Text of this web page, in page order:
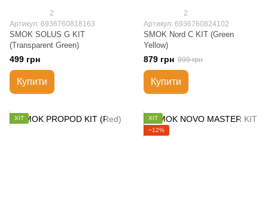
2
Артикул: 6936760818163
SMOK SOLUS G KIT
(Transparent Green)
499 грн
Купити
2
Артикул: 6936760824102
SMOK Nord C KIT (Green
Yellow)
879 грн 999 грн
Купити
ХІТ
ХІТ
−12%